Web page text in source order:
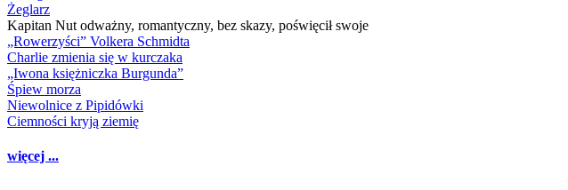
Żeglarz
Kapitan Nut odważny, romantyczny, bez skazy, poświęcił swoje
„Rowerzyści” Volkera Schmidta
Charlie zmienia się w kurczaka
„Iwona księżniczka Burgunda”
Śpiew morza
Niewolnice z Pipidówki
Ciemności kryją ziemię
więcej ...